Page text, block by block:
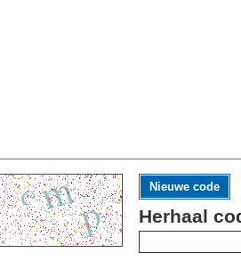
Nieuwe code
Herhaal